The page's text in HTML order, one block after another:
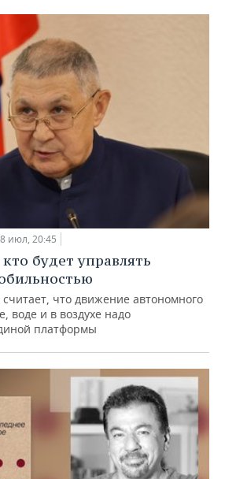
июл, 20:45
будет управлять
что движение автономного
воде и в воздухе надо
платформы